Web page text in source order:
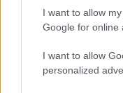
I want to allow
Google for online
I want to allow
personalized
Urządzenia
TABLETY